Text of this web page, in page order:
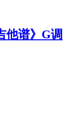
他谱》G调